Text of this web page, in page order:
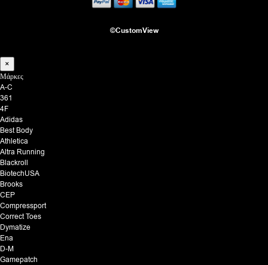
©CustomView
×
Μάρκες
A-C
361
4F
Adidas
Best Body
Athletica
Altra Running
Blackroll
BiotechUSA
Brooks
CEP
Compressport
Correct Toes
Dymatize
Ena
D-M
Gamepatch